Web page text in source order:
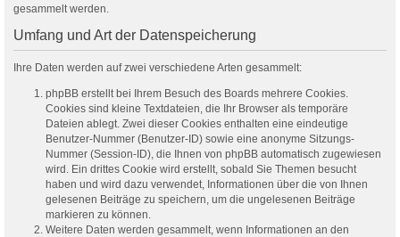
gesammelt werden.
Umfang und Art der Datenspeicherung
Ihre Daten werden auf zwei verschiedene Arten gesammelt:
phpBB erstellt bei Ihrem Besuch des Boards mehrere Cookies.
Cookies sind kleine Textdateien, die Ihr Browser als temporäre
Dateien ablegt. Zwei dieser Cookies enthalten eine eindeutige
Benutzer-Nummer (Benutzer-ID) sowie eine anonyme Sitzungs-
Nummer (Session-ID), die Ihnen von phpBB automatisch zugewiesen
wird. Ein drittes Cookie wird erstellt, sobald Sie Themen besucht
haben und wird dazu verwendet, Informationen über die von Ihnen
gelesenen Beiträge zu speichern, um die ungelesenen Beiträge
markieren zu können.
Weitere Daten werden gesammelt, wenn Informationen an den